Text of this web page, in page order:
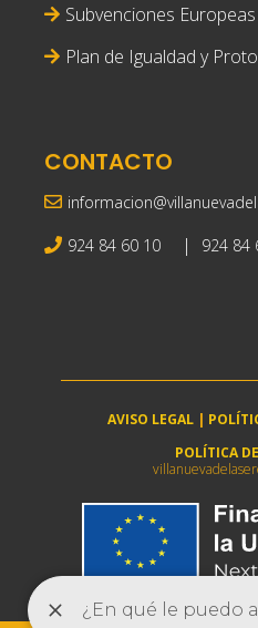
Subvenciones Europeas
Plan de Igualdad y
CONTACTO
924 84 60 10 | 924 84
AVISO LEGAL |
POLÍTICA